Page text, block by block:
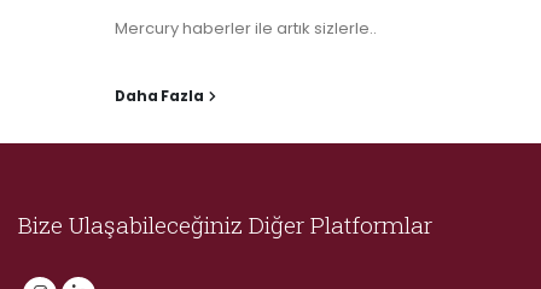
Mercury haberler ile artık sizlerle..
Daha Fazla
Bize Ulaşabileceğiniz Diğer Platformlar